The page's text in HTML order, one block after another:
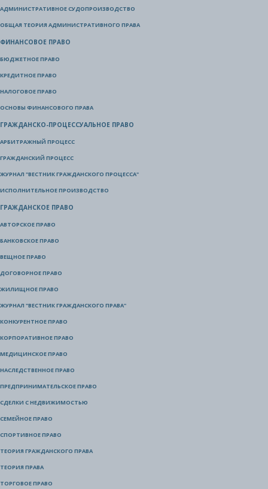
АДМИНИСТРАТИВНОЕ СУДОПРОИЗВОДСТВО
ОБЩАЯ ТЕОРИЯ АДМИНИСТРАТИВНОГО ПРАВА
ФИНАНСОВОЕ ПРАВО
БЮДЖЕТНОЕ ПРАВО
КРЕДИТНОЕ ПРАВО
НАЛОГОВОЕ ПРАВО
ОСНОВЫ ФИНАНСОВОГО ПРАВА
ГРАЖДАНСКО-ПРОЦЕССУАЛЬНОЕ ПРАВО
АРБИТРАЖНЫЙ ПРОЦЕСС
ГРАЖДАНСКИЙ ПРОЦЕСС
ЖУРНАЛ "ВЕСТНИК ГРАЖДАНСКОГО ПРОЦЕССА"
ИСПОЛНИТЕЛЬНОЕ ПРОИЗВОДСТВО
ГРАЖДАНСКОЕ ПРАВО
АВТОРСКОЕ ПРАВО
БАНКОВСКОЕ ПРАВО
ВЕЩНОЕ ПРАВО
ДОГОВОРНОЕ ПРАВО
ЖИЛИЩНОЕ ПРАВО
ЖУРНАЛ "ВЕСТНИК ГРАЖДАНСКОГО ПРАВА"
КОНКУРЕНТНОЕ ПРАВО
КОРПОРАТИВНОЕ ПРАВО
МЕДИЦИНСКОЕ ПРАВО
НАСЛЕДСТВЕННОЕ ПРАВО
ПРЕДПРИНИМАТЕЛЬСКОЕ ПРАВО
СДЕЛКИ С НЕДВИЖИМОСТЬЮ
СЕМЕЙНОЕ ПРАВО
СПОРТИВНОЕ ПРАВО
ТЕОРИЯ ГРАЖДАНСКОГО ПРАВА
ТЕОРИЯ ПРАВА
ТОРГОВОЕ ПРАВО